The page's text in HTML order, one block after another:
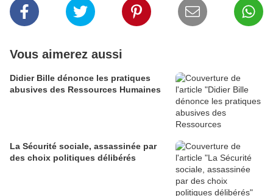
Vous aimerez aussi
Didier Bille dénonce les pratiques
abusives des Ressources Humaines
La Sécurité sociale, assassinée par
des choix politiques délibérés